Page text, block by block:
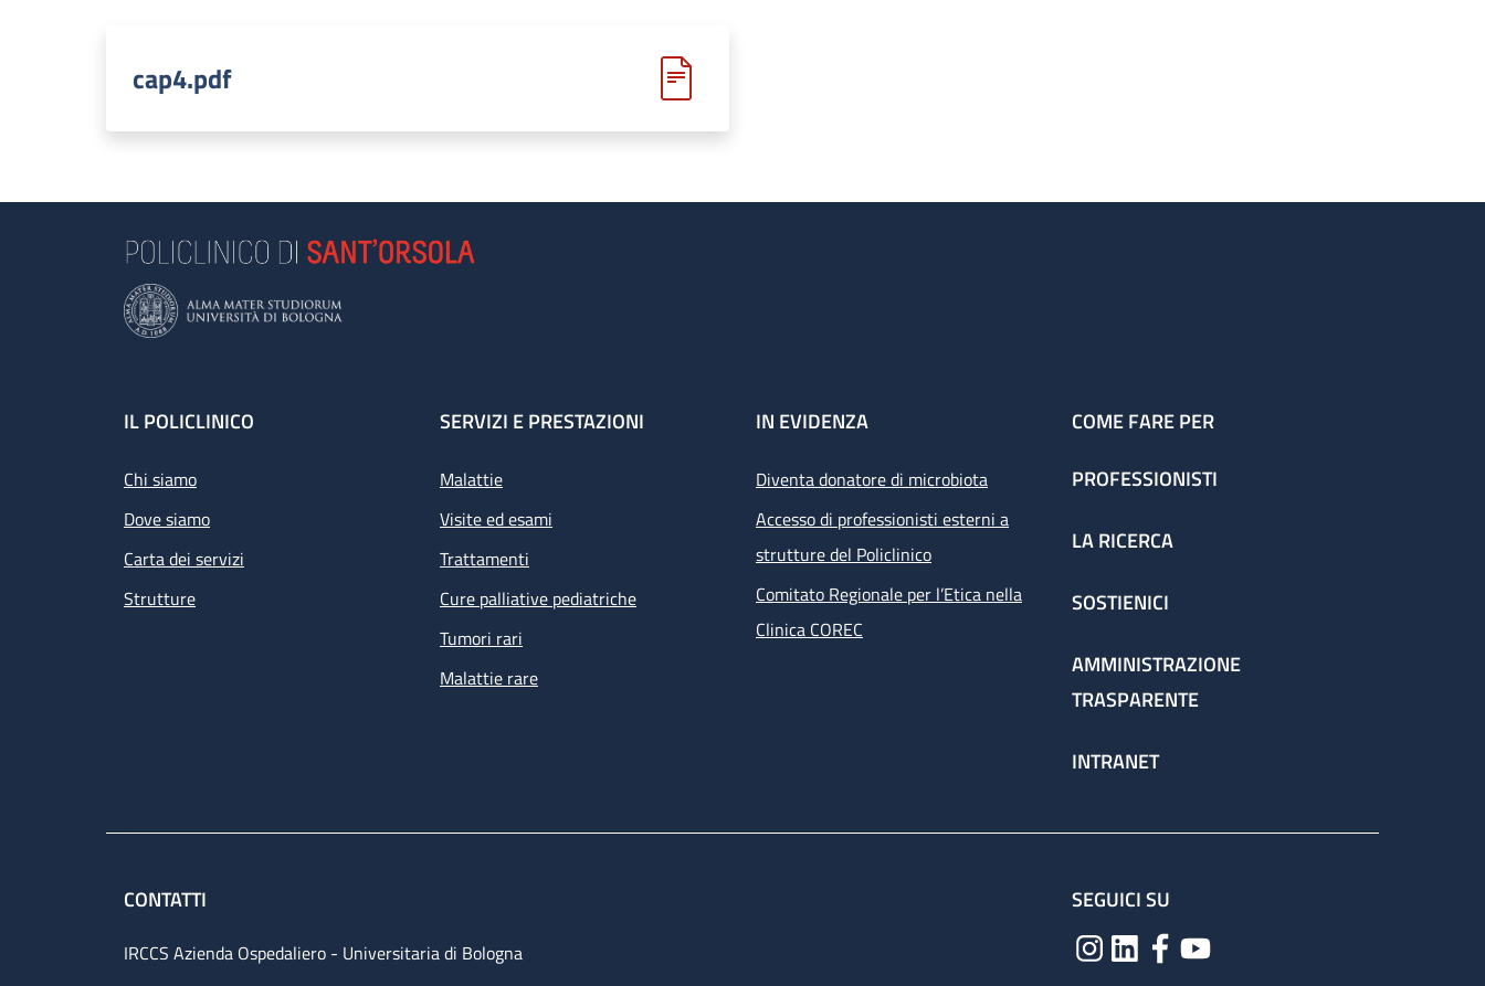
cap4.pdf
Footer
IL POLICLINICO
Chi siamo
Dove siamo
Carta dei servizi
Strutture
SERVIZI E PRESTAZIONI
Malattie
Visite ed esami
Trattamenti
Cure palliative pediatriche
Tumori rari
Malattie rare
IN EVIDENZA
Diventa donatore di microbiota
Accesso di professionisti esterni a
strutture del Policlinico
Comitato Regionale per l’Etica nella
Clinica COREC
COME FARE PER
PROFESSIONISTI
LA RICERCA
SOSTIENICI
AMMINISTRAZIONE
TRASPARENTE
INTRANET
CONTATTI
IRCCS Azienda Ospedaliero - Universitaria di Bologna
SEGUICI SU